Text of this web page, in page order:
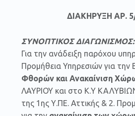
ΔΙΑΚΗΡΥΞΗ ΑΡ.
ΣΥΝΟΠΤΙΚΟΣ ΔΙΑΓΩΝΙΣΜΟΣ:
Για την ανάδειξη παρόχου
Προμήθεια Υπηρεσιών για την
Φθορών και Ανακαίνιση
ΛΑΥΡΙΟΥ και στο Κ.Υ
της 1ης Υ.ΠΕ. Αττικής & 2.